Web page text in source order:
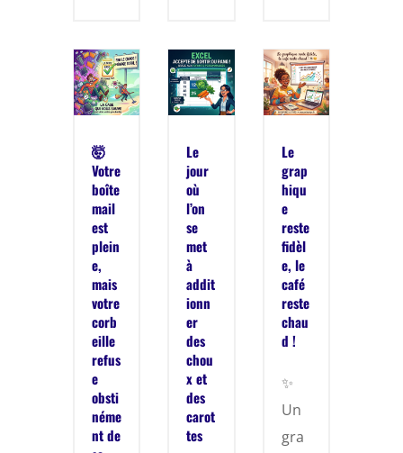
🤯
Votre
boîte
mail
est
plein
e,
mais
votre
corb
eille
refus
e
obsti
néme
nt de
Le
jour
où
l’on
se
met
à
addit
ionn
er
des
chou
x et
des
carot
tes
Le
grap
hiqu
e
reste
fidèl
e, le
café
reste
chau
d !
✨
Un
gra